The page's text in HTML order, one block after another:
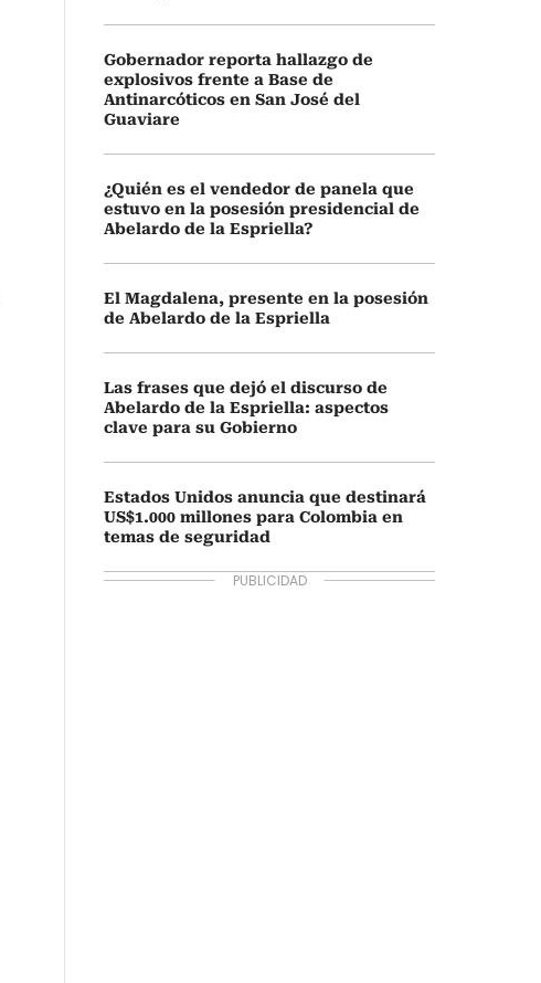
Gobernador reporta hallazgo de
explosivos frente a Base de
Antinarcóticos en San José del
Guaviare
¿Quién es el vendedor de panela que
estuvo en la posesión presidencial de
Abelardo de la Espriella?
El Magdalena, presente en la posesión
de Abelardo de la Espriella
Las frases que dejó el discurso de
Abelardo de la Espriella: aspectos
clave para su Gobierno
Estados Unidos anuncia que destinará
US$1.000 millones para Colombia en
temas de seguridad